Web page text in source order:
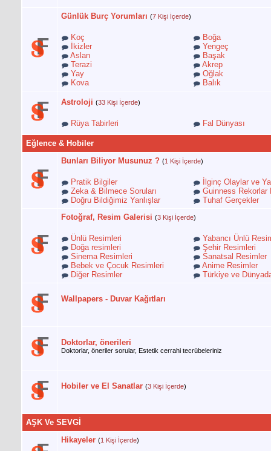
Günlük Burç Yorumları (7 Kişi İçerde)
Koç
Boğa
İkizler
Yengeç
Aslan
Başak
Terazi
Akrep
Yay
Oğlak
Kova
Balık
Astroloji (33 Kişi İçerde)
Rüya Tabirleri Fal Dünyası
Eğlence & Hobiler
Bunları Biliyor Musunuz ? (1 Kişi İçerde)
Pratik Bilgiler
İlginç Olaylar ve
Zeka & Bilmece Soruları
Guinness Rekorlar
Doğru Bildiğimiz Yanlışlar
Tuhaf Gerçekler
Fotoğraf, Resim Galerisi (3 Kişi İçerde)
Ünlü Resimleri
Yabancı Ünlü
Doğa resimleri
Şehir Resimleri
Sinema Resimleri
Sanatsal Resimler
Bebek ve Çocuk Resimleri
Anime Resimler
Diğer Resimler
Türkiye ve
Wallpapers - Duvar Kağıtları
Doktorlar, önerileri
Doktorlar, öneriler sorular, Estetik cerrahi tecrübeleriniz
Hobiler ve El Sanatlar (3 Kişi İçerde)
AŞK Ve SEVGİ
Hikayeler (1 Kişi İçerde)